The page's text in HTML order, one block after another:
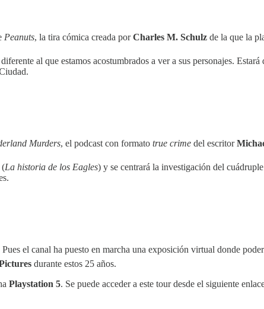
Peanuts, la tira cómica creada porCharles M. Schulz de la que la
al que estamos acostumbrados a ver a sus personajes.
Murders, el podcast con formato true crime del escritor
(La historia de los Eagles) y se centrará la investigación del
Pues el canal ha puesto en marcha una exposición virtual donde
durante estos 25 años.
Playstation 5. Se puede acceder a este tour desde el siguiente